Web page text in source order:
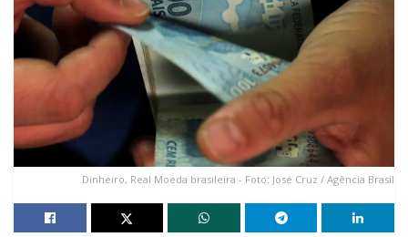
Dinheiro, Real Moeda brasileira - Foto: José Cruz / Agência Brasil